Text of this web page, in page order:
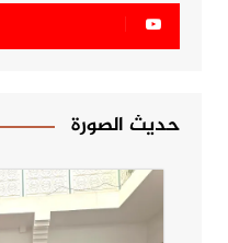
حديث الصورة